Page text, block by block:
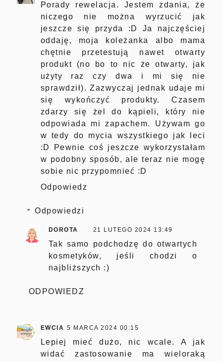
Porady rewelacja. Jestem zdania, że
niczego nie można wyrzucić jak
jeszcze się przyda :D Ja najczęściej
oddaję, moja koleżanka albo mama
chętnie przetestują nawet otwarty
produkt (no bo to nic że otwarty, jak
użyty raz czy dwa i mi się nie
sprawdził). Zazwyczaj jednak udaje mi
się wykończyć produkty. Czasem
zdarzy się żel do kąpieli, który nie
odpowiada mi zapachem. Używam go
w tedy do mycia wszystkiego jak leci
:D Pewnie coś jeszcze wykorzystałam
w podobny sposób, ale teraz nie mogę
sobie nic przypomnieć :D
Odpowiedz
Odpowiedzi
DOROTA 21 LUTEGO 2024 13:49
Tak samo podchodzę do otwartych
kosmetyków, jeśli chodzi o
najbliższych :)
ODPOWIEDZ
EWCIA 5 MARCA 2024 00:15
Lepiej mieć dużo, nic wcale. A jak
widać zastosowanie ma wieloraką